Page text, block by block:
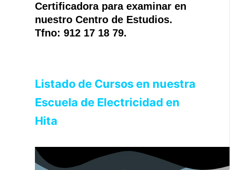
Certificadora para examinar en
nuestro Centro de Estudios.
Tfno: 912 17 18 79.
Listado de Cursos en nuestra
Escuela de Electricidad en
Hita